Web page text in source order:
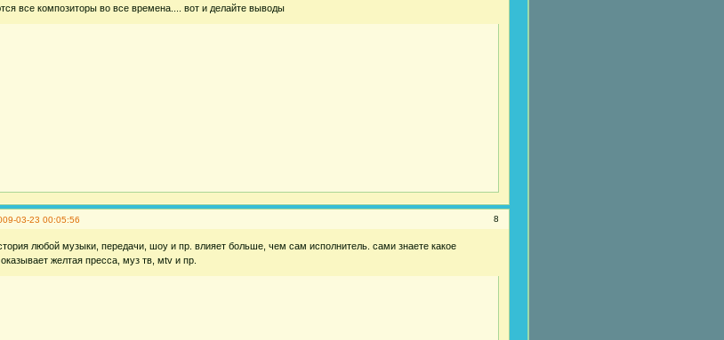
все композиторы во все времена.... вот и делайте выводы
8
03-23 00:05:56
любой музыки, передачи, шоу и пр. влияет больше, чем сам исполнитель. сами знаете какое
желтая пресса, муз тв, мtv и пр.